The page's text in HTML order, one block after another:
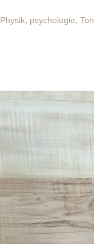
Physik, psychologie, Ton